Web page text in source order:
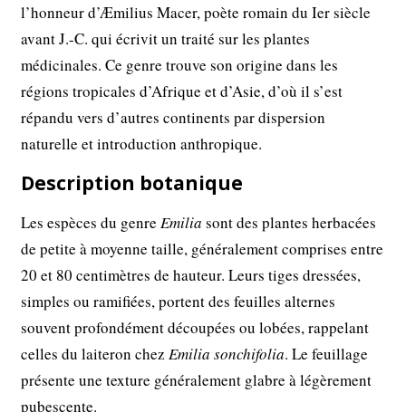
l’honneur d’Æmilius Macer, poète romain du Ier siècle
avant J.-C. qui écrivit un traité sur les plantes
médicinales. Ce genre trouve son origine dans les
régions tropicales d’Afrique et d’Asie, d’où il s’est
répandu vers d’autres continents par dispersion
naturelle et introduction anthropique.
Description botanique
Les espèces du genreEmilia sont des plantes herbacées
de petite à moyenne taille, généralement comprises entre
20 et 80 centimètres de hauteur. Leurs tiges dressées,
simples ou ramifiées, portent des feuilles alternes
souvent profondément découpées ou lobées, rappelant
celles du laiteron chezEmilia sonchifolia. Le feuillage
présente une texture généralement glabre à légèrement
pubescente.